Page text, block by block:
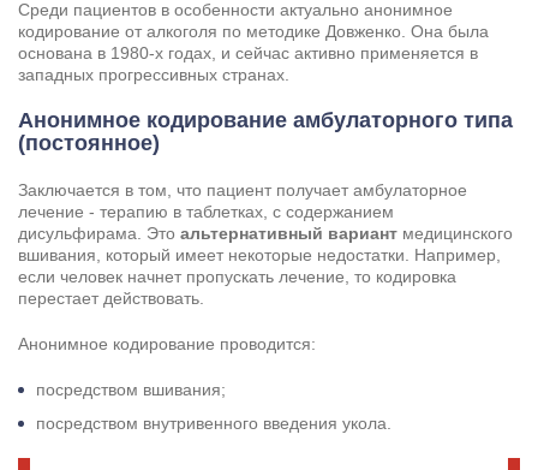
Среди пациентов в особенности актуально анонимное
кодирование от алкоголя по методике Довженко. Она была
основана в 1980-х годах, и сейчас активно применяется в
западных прогрессивных странах.
Анонимное кодирование амбулаторного типа
(постоянное)
Заключается в том, что пациент получает амбулаторное
лечение - терапию в таблетках, с содержанием
дисульфирама. Это альтернативный вариант медицинского
вшивания, который имеет некоторые недостатки. Например,
если человек начнет пропускать лечение, то кодировка
перестает действовать.
Анонимное кодирование проводится:
посредством вшивания;
посредством внутривенного введения укола.